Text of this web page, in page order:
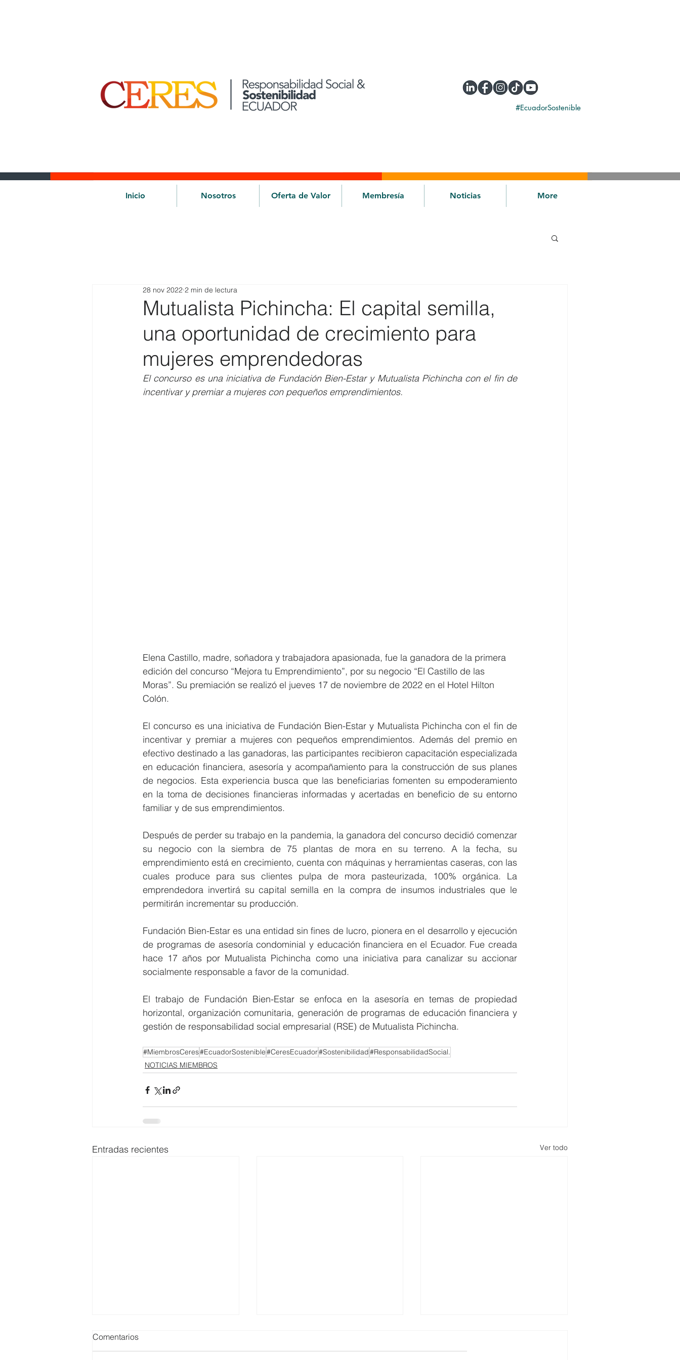
#EcuadorSostenible
Inicio Nosotros Oferta de Valor Membresía Noticias More
Mutualista Pichincha: El capital semilla,
una oportunidad de crecimiento para
mujeres emprendedoras
28 nov 2022 2 min de lectura
El concurso es una iniciativa de Fundación Bien-Estar y Mutualista Pichincha con el fin de
incentivar y premiar a mujeres con pequeños emprendimientos.
Elena Castillo, madre, soñadora y trabajadora apasionada, fue la ganadora de la primera
edición del concurso “Mejora tu Emprendimiento”, por su negocio “El Castillo de las
Moras”. Su premiación se realizó el jueves 17 de noviembre de 2022 en el Hotel Hilton
Colón.
El concurso es una iniciativa de Fundación Bien-Estar y Mutualista Pichincha con el fin de
incentivar y premiar a mujeres con pequeños emprendimientos. Además del premio en
efectivo destinado a las ganadoras, las participantes recibieron capacitación especializada
en educación financiera, asesoría y acompañamiento para la construcción de sus planes
de negocios. Esta experiencia busca que las beneficiarias fomenten su empoderamiento
en la toma de decisiones financieras informadas y acertadas en beneficio de su entorno
familiar y de sus emprendimientos.
Después de perder su trabajo en la pandemia, la ganadora del concurso decidió comenzar
su negocio con la siembra de 75 plantas de mora en su terreno. A la fecha, su
emprendimiento está en crecimiento, cuenta con máquinas y herramientas caseras, con las
cuales produce para sus clientes pulpa de mora pasteurizada, 100% orgánica. La
emprendedora invertirá su capital semilla en la compra de insumos industriales que le
permitirán incrementar su producción.
Fundación Bien-Estar es una entidad sin fines de lucro, pionera en el desarrollo y ejecución
de programas de asesoría condominial y educación financiera en el Ecuador. Fue creada
hace 17 años por Mutualista Pichincha como una iniciativa para canalizar su accionar
socialmente responsable a favor de la comunidad.
El trabajo de Fundación Bien-Estar se enfoca en la asesoría en temas de propiedad
horizontal, organización comunitaria, generación de programas de educación financiera y
gestión de responsabilidad social empresarial (RSE) de Mutualista Pichincha.
#MiembrosCeres#EcuadorSostenible#CeresEcuador#Sostenibilidad#ResponsabilidadSocial.
NOTICIAS MIEMBROS
Entradas recientes Ver todo
Comentarios